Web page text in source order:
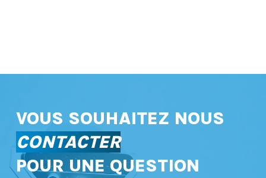
VOUS SOUHAITEZ NOUS
CONTACTER
POUR UNE QUESTION